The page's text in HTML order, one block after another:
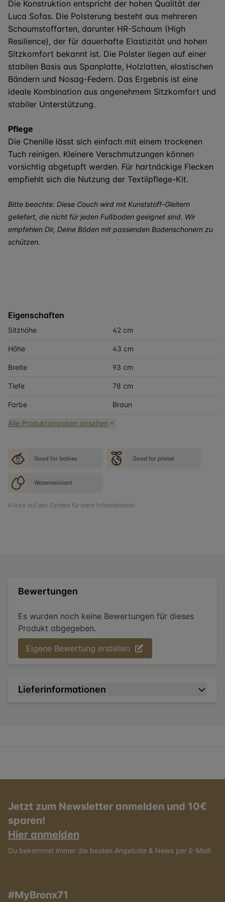
Die Konstruktion entspricht der hohen Qualität der
Luca Sofas. Die Polsterung besteht aus mehreren
Schaumstoffarten, darunter HR-Schaum (High
Resilience), der für dauerhafte Elastizität und hohen
Sitzkomfort bekannt ist. Die Polster liegen auf einer
stabilen Basis aus Spanplatte, Holzlatten, elastischen
Bändern und Nosag-Federn. Das Ergebnis ist eine
ideale Kombination aus angenehmem Sitzkomfort und
stabiler Unterstützung.
Pflege
Die Chenille lässt sich einfach mit einem trockenen
Tuch reinigen. Kleinere Verschmutzungen können
vorsichtig abgetupft werden. Für hartnäckige Flecken
empfiehlt sich die Nutzung der Textilpflege-Kit.
Bitte beachte: Diese Couch wird mit Kunststoff-Gleitern
geliefert, die nicht für jeden Fußboden geeignet sind. Wir
empfehlen Dir, Deine Böden mit passenden Bodenschonern zu
schützen.
Eigenschaften
Sitzhöhe 42 cm
Höhe 43 cm
Breite 93 cm
Tiefe 78 cm
Farbe Braun
Alle Produktangaben ansehen
Good for babies Good for planet
Waterresistant
Klicke auf das Symbol für mehr Informationen
Bewertungen
Es wurden noch keine Bewertungen für dieses
Produkt abgegeben.
Eigene Bewertung erstellen
Lieferinformationen
Jetzt zum Newsletter anmelden und 10€
sparen!
Hier anmelden
Du bekommst immer die besten Angebote & News per E-Mail!
#MyBronx71